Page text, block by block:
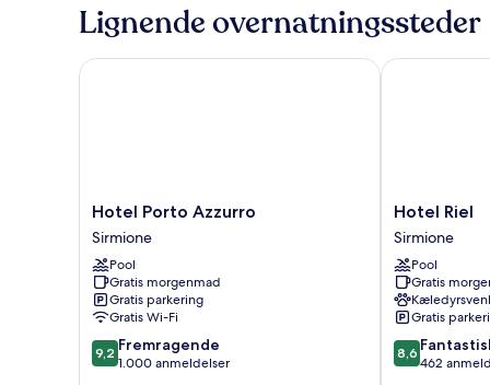
personer
Lignende overnatningssteder
Hotel
Porto
Azzurro
Sirmione
Hotel Porto Azzurro
Sirmione
Pool
Gratis morgenmad
Gratis parkering
Gratis Wi-Fi
9.2
ud
9,2 Fremragende
1.000 anmeldelser
Hotel Porto Azzurro
Hotel
Riel
Sirmione
Hotel Riel
Sirmione
Pool
Gratis
Gratis
8.6
ud
8,6
462
Hotel Riel